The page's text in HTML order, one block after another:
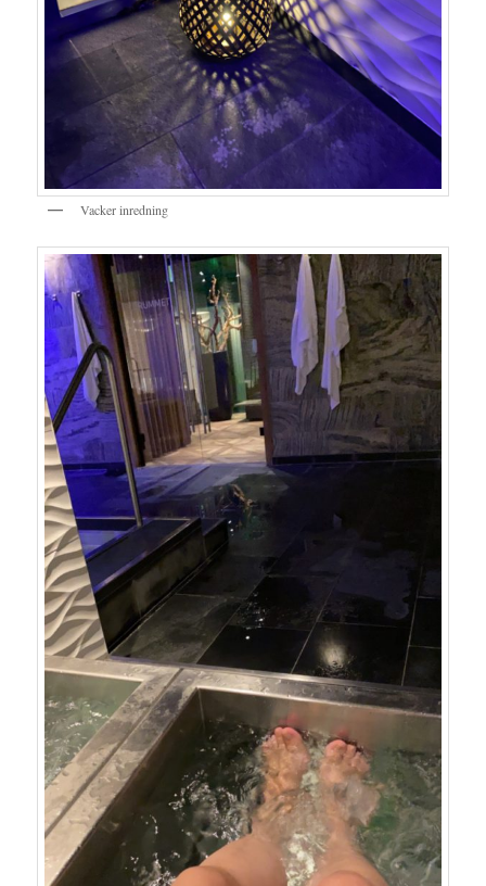
Vacker inredning